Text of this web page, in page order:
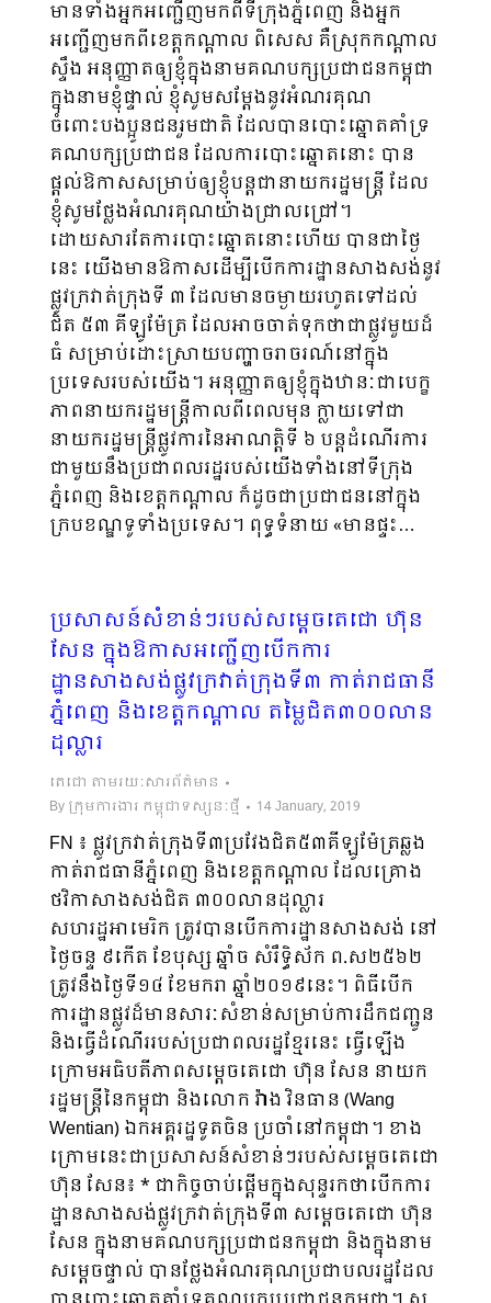
មានទាំងអ្នកអញ្ជើញមកពីទីក្រុងភ្នំពេញ និងអ្នក
អញ្ជើញមកពីខេត្តកណ្តាល ពិសេស គឺស្រុកកណ្តាល
ស្ទឹង អនុញ្ញាតឲ្យខ្ញុំក្នុងនាមគណបក្សប្រជាជនកម្ពុជា
ក្នុងនាមខ្ញុំផ្ទាល់ ខ្ញុំសូមសម្តែងនូវអំណរគុណ
ចំពោះបងប្អូនជនរួមជាតិ ដែលបានបោះឆ្នោតគាំទ្រ
គណបក្សប្រជាជន ដែលការបោះឆ្នោតនោះ បាន
ផ្តល់ឱកាសសម្រាប់ឲ្យខ្ញុំបន្តជានាយករដ្ឋមន្រ្តី ដែល
ខ្ញុំសូមថ្លែងអំណរគុណយ៉ាងជ្រាលជ្រៅ។
ដោយសារតែការបោះឆ្នោតនោះហើយ បានជាថ្ងៃ
នេះ យើងមានឱកាសដើម្បីបើកការដ្ឋានសាងសង់នូវ
ផ្លូវក្រវាត់ក្រុងទី ៣ ដែលមានចម្ងាយរហូតទៅដល់
ជិត ៥៣ គីឡូម៉ែត្រ ដែលអាចចាត់ទុកថាជាផ្លូវមួយដ៏
ធំ សម្រាប់ដោះស្រាយបញ្ហាចរាចរណ៍នៅក្នុង
ប្រទេសរបស់យើង។ អនុញ្ញាតឲ្យខ្ញុំក្នុងឋានៈជាបេក្ខ
ភាពនាយករដ្ឋមន្រ្តីកាលពីពេលមុន ក្លាយទៅជា
នាយករដ្ឋមន្រ្តីផ្លូវការនៃអាណត្តិទី ៦ បន្តដំណើរការ
ជាមួយនឹងប្រជាពលរដ្ឋរបស់យើងទាំងនៅទីក្រុង
ភ្នំពេញ និងខេត្តកណ្តាល ក៏ដូចជាប្រជាជននៅក្នុង
ក្របខណ្ឌទូទាំងប្រទេស។ ពុទ្ធទំនាយ «មានផ្ទះ…
ប្រសាសន៍សំខាន់ៗរបស់សម្តេចតេជោ ហ៊ុន
សែន ក្នុងឱកាសអញ្ជើញបើកការ
ដ្ឋានសាងសង់ផ្លូវក្រវាត់ក្រុងទី៣ កាត់រាជធានី
ភ្នំពេញ និងខេត្តកណ្តាល តម្លៃជិត៣០០លាន
ដុល្លារ
តេជោ តាមរយៈសារព័ត៌មាន
By ក្រុមការងារ កម្ពុជាទស្សនៈថ្មី 14 January, 2019
FN ៖ ផ្លូវក្រវាត់ក្រុងទី៣ប្រវែងជិត៥៣គីឡូម៉ែត្រឆ្លង
កាត់រាជធានីភ្នំពេញ និងខេត្តកណ្តាល ដែលគ្រោង
ថវិកាសាងសង់ជិត ៣០០លានដុល្លារ
សហរដ្ឋអាមេរិក ត្រូវបានបើកការដ្ឋានសាងសង់ នៅ
ថ្ងៃចន្ទ ៩កើត ខែបុស្ស ឆ្នាំច សំរឹទ្ធិស័ក ព.ស២៥៦២
ត្រូវនឹងថ្ងៃទី១៤ ខែមករា ឆ្នាំ២០១៩នេះ។ ពិធីបើក
ការដ្ឋានផ្លូវដ៏មានសារៈសំខាន់សម្រាប់ការដឹកជញ្ជូន
និងធ្វើដំណើររបស់ប្រជាពលរដ្ឋខ្មែរនេះ ធ្វើឡើង
ក្រោមអធិបតីភាពសម្តេចតេជោ ហ៊ុន សែន នាយក
រដ្ឋមន្ត្រីនៃកម្ពុជា និងលោក វ៉ាង វិនធាន (Wang
Wentian) ឯកអគ្គរដ្ឋទូតចិន ប្រចាំនៅកម្ពុជា។ ខាង
ក្រោមនេះជាប្រសាសន៍សំខាន់ៗរបស់សម្តេចតេជោ
ហ៊ុន សែន៖ * ជាកិច្ចចាប់ផ្តើមក្នុងសុន្ទរកថាបើកការ
ដ្ឋានសាងសង់ផ្លូវក្រវាត់ក្រុងទី៣ សម្តេចតេជោ ហ៊ុន
សែន ក្នុងនាមគណបក្សប្រជាជនកម្ពុជា និងក្នុងនាម
សម្តេចផ្ទាល់ បានថ្លែងអំណរគុណប្រជាបលរដ្ឋដែល